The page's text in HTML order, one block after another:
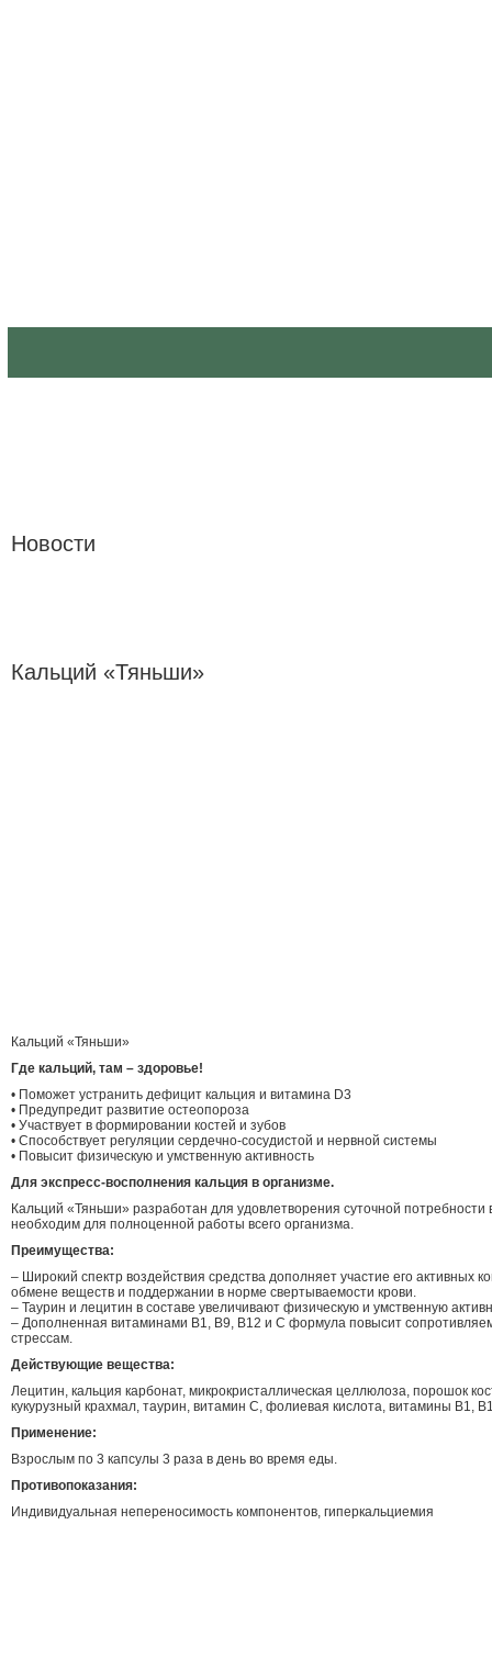
Новости
Кальций «Тяньши»
Кальций «Тяньши»
Где кальций, там – здоровье!
• Поможет устранить дефицит кальция и витамина D3
• Предупредит развитие остеопороза
• Участвует в формировании костей и зубов
• Способствует регуляции сердечно-сосудистой и нервной системы
• Повысит физическую и умственную активность
Для экспресс-восполнения кальция в организме.
Кальций «Тяньши» разработан для удовлетворения суточной потребности
необходим для полноценной работы всего организма.
Преимущества:
– Широкий спектр воздействия средства дополняет участие его активных
обмене веществ и поддержании в норме свертываемости крови.
– Таурин и лецитин в составе увеличивают физическую и умственную
– Дополненная витаминами В1, В9, В12 и С формула повысит
стрессам.
Действующие вещества:
Лецитин, кальция карбонат, микрокристаллическая целлюлоза, порошок
кукурузный крахмал, таурин, витамин С, фолиевая кислота, витамины В1,
Применение:
Взрослым по 3 капсулы 3 раза в день во время еды.
Противопоказания:
Индивидуальная непереносимость компонентов, гиперкальциемия